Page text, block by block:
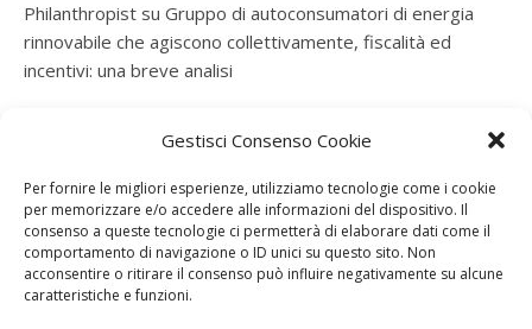
Gestisci Consenso Cookie
Per fornire le migliori esperienze, utilizziamo tecnologie come i cookie
per memorizzare e/o accedere alle informazioni del dispositivo. Il
consenso a queste tecnologie ci permetterà di elaborare dati come il
comportamento di navigazione o ID unici su questo sito. Non
acconsentire o ritirare il consenso può influire negativamente su alcune
caratteristiche e funzioni.
Philanthropist su Gruppo di autoconsumatori di energia
rinnovabile che agiscono collettivamente, fiscalità ed
incentivi: una breve analisi
rinnovabile che agiscono collettivamente, fiscalità ed
ramatogelsuGruppo di autoconsumatori di energia
rinnovabile che agiscono collettivamente, fiscalità ed
incentivi: una breve analisi